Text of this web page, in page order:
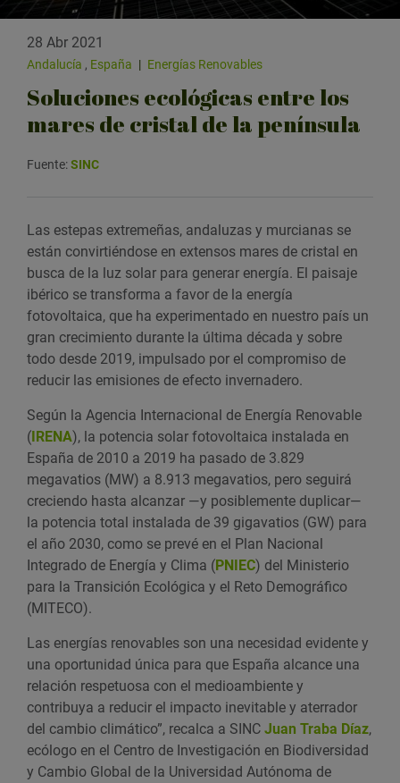
28 Abr 2021
Andalucía , España | Energías Renovables
Soluciones ecológicas entre los
mares de cristal de la península
Fuente:SINC
Las estepas extremeñas, andaluzas y murcianas se
están convirtiéndose en extensos mares de cristal en
busca de la luz solar para generar energía. El paisaje
ibérico se transforma a favor de la energía
fotovoltaica, que ha experimentado en nuestro país un
gran crecimiento durante la última década y sobre
todo desde 2019, impulsado por el compromiso de
reducir las emisiones de efecto invernadero.
Según la Agencia Internacional de Energía Renovable
(IRENA), la potencia solar fotovoltaica instalada en
España de 2010 a 2019 ha pasado de 3.829
megavatios (MW) a 8.913 megavatios, pero seguirá
creciendo hasta alcanzar —y posiblemente duplicar—
la potencia total instalada de 39 gigavatios (GW) para
el año 2030, como se prevé en el Plan Nacional
Integrado de Energía y Clima (PNIEC) del Ministerio
para la Transición Ecológica y el Reto Demográfico
(MITECO).
Las energías renovables son una necesidad evidente y
una oportunidad única para que España alcance una
relación respetuosa con el medioambiente y
contribuya a reducir el impacto inevitable y aterrador
del cambio climático”, recalca a SINC Juan Traba Díaz,
ecólogo en el Centro de Investigación en Biodiversidad
y Cambio Global de la Universidad Autónoma de